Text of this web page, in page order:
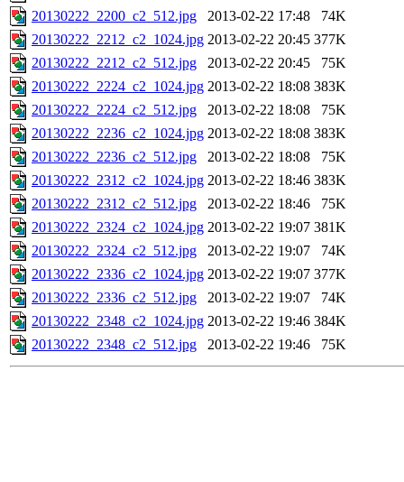
20130222_2200_c2_512.jpg
2013-02-22 17:48
74K
20130222_2212_c2_1024.jpg 2013-02-22 20:45 377K
20130222_2212_c2_512.jpg
2013-02-22 20:45
75K
20130222_2224_c2_1024.jpg 2013-02-22 18:08 383K
20130222_2224_c2_512.jpg
2013-02-22 18:08
75K
20130222_2236_c2_1024.jpg 2013-02-22 18:08 383K
20130222_2236_c2_512.jpg
2013-02-22 18:08
75K
20130222_2312_c2_1024.jpg 2013-02-22 18:46 383K
20130222_2312_c2_512.jpg
2013-02-22 18:46
75K
20130222_2324_c2_1024.jpg 2013-02-22 19:07 381K
20130222_2324_c2_512.jpg
2013-02-22 19:07
74K
20130222_2336_c2_1024.jpg 2013-02-22 19:07 377K
20130222_2336_c2_512.jpg
2013-02-22 19:07
74K
20130222_2348_c2_1024.jpg 2013-02-22 19:46 384K
20130222_2348_c2_512.jpg
2013-02-22 19:46 75K